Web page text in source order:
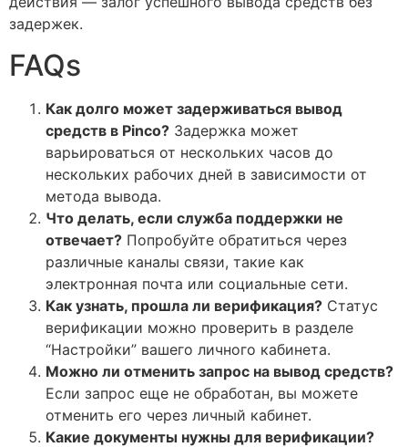
задержек.
FAQs
Как долго может задерживаться вывод
средств в Pinco? Задержка может
варьироваться от нескольких часов до
нескольких рабочих дней в зависимости от
метода вывода.
Что делать, если служба поддержки не
отвечает? Попробуйте обратиться через
различные каналы связи, такие как
электронная почта или социальные сети.
Как узнать, прошла ли верификация? Статус
верификации можно проверить в разделе
“Настройки” вашего личного кабинета.
Можно ли отменить запрос на вывод средств?
Если запрос еще не обработан, вы можете
отменить его через личный кабинет.
Какие документы нужны для верификации?